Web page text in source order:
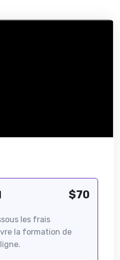
$70
les frais
la formation de